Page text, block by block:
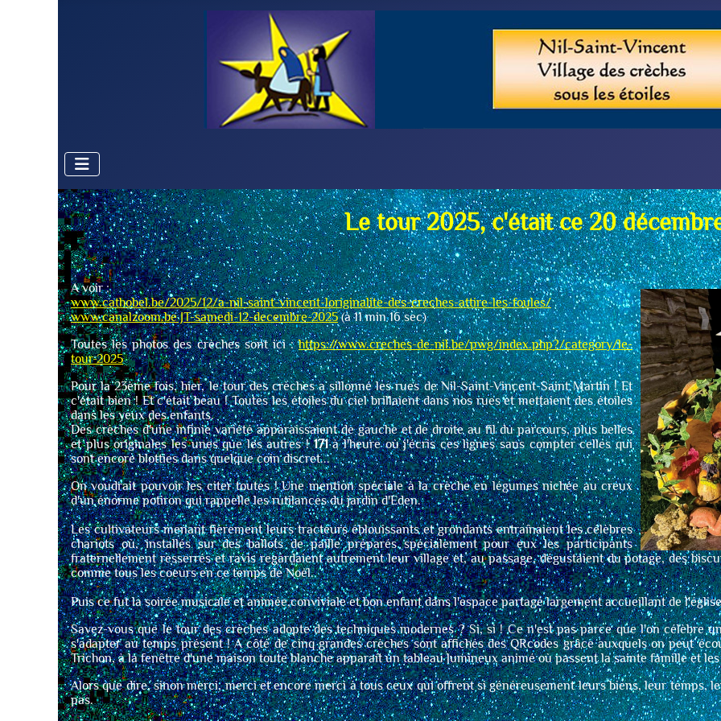
Le tour 2025, c'était ce 20
A voir :
www.cathobel.be/2025/12/a-nil-saint-vincent-loriginalite-des-creches-attire-les-foules/
www.canalzoom.be JT-samedi-12-decembre-2025(à 11 min 16 sec)
Toutes les photos des crèches sont ici :https://www.creches-de-nil.be/pwg/index.php?/category/le-
tour-2025
Pour la 23ème fois, hier, le tour des crèches a sillonné les rues de Nil-Saint-Vincent-Saint Martin ! Et
c'était bien ! Et c'était beau ! Toutes les étoiles du ciel brillaient dans nos rues et mettaient des étoiles
dans les yeux des enfants.
Des crèches d'une infinie variété apparaissaient de gauche et de droite au fil du parcours, plus belles
et plus originales les unes que les autres !171à l'heure où j'écris ces lignes sans compter celles qui
sont encore blotties dans quelque coin discret...
On voudrait pouvoir les citer toutes ! Une mention spéciale à la crèche en légumes nichée au creux
d'un énorme potiron qui rappelle les rutilances du jardin d'Eden.
Les cultivateurs menant fièrement leurs tracteurs éblouissants et grondants entraînaient les célèbres
chariots où, installés sur des ballots de paille préparés spécialement pour eux les participants
fraternellement resserrés et ravis regardaient autrement leur village et, au passage, dégustaient du potage, des
comme tous les coeurs en ce temps de Noël.
Puis ce fut la soirée musicale et animée,conviviale et bon enfant dans l'espace partagé largement accueillant de
Savez-vous que le tour des crèches adopte des techniques modernes ? Si, si ! Ce n'est pas parce que l'on célèbre
s'adapter au temps présent ! A côté de cinq grandes crèches sont affichés des QRcodes grâce auxquels on peut
Trichon, à la fenêtre d'une maison toute blanche apparaît un tableau lumineux animé où passent la sainte famille et
Alors que dire, sinon merci, merci et encore merci à tous ceux qui offrent si généreusement leurs biens, leur temps,
pas.